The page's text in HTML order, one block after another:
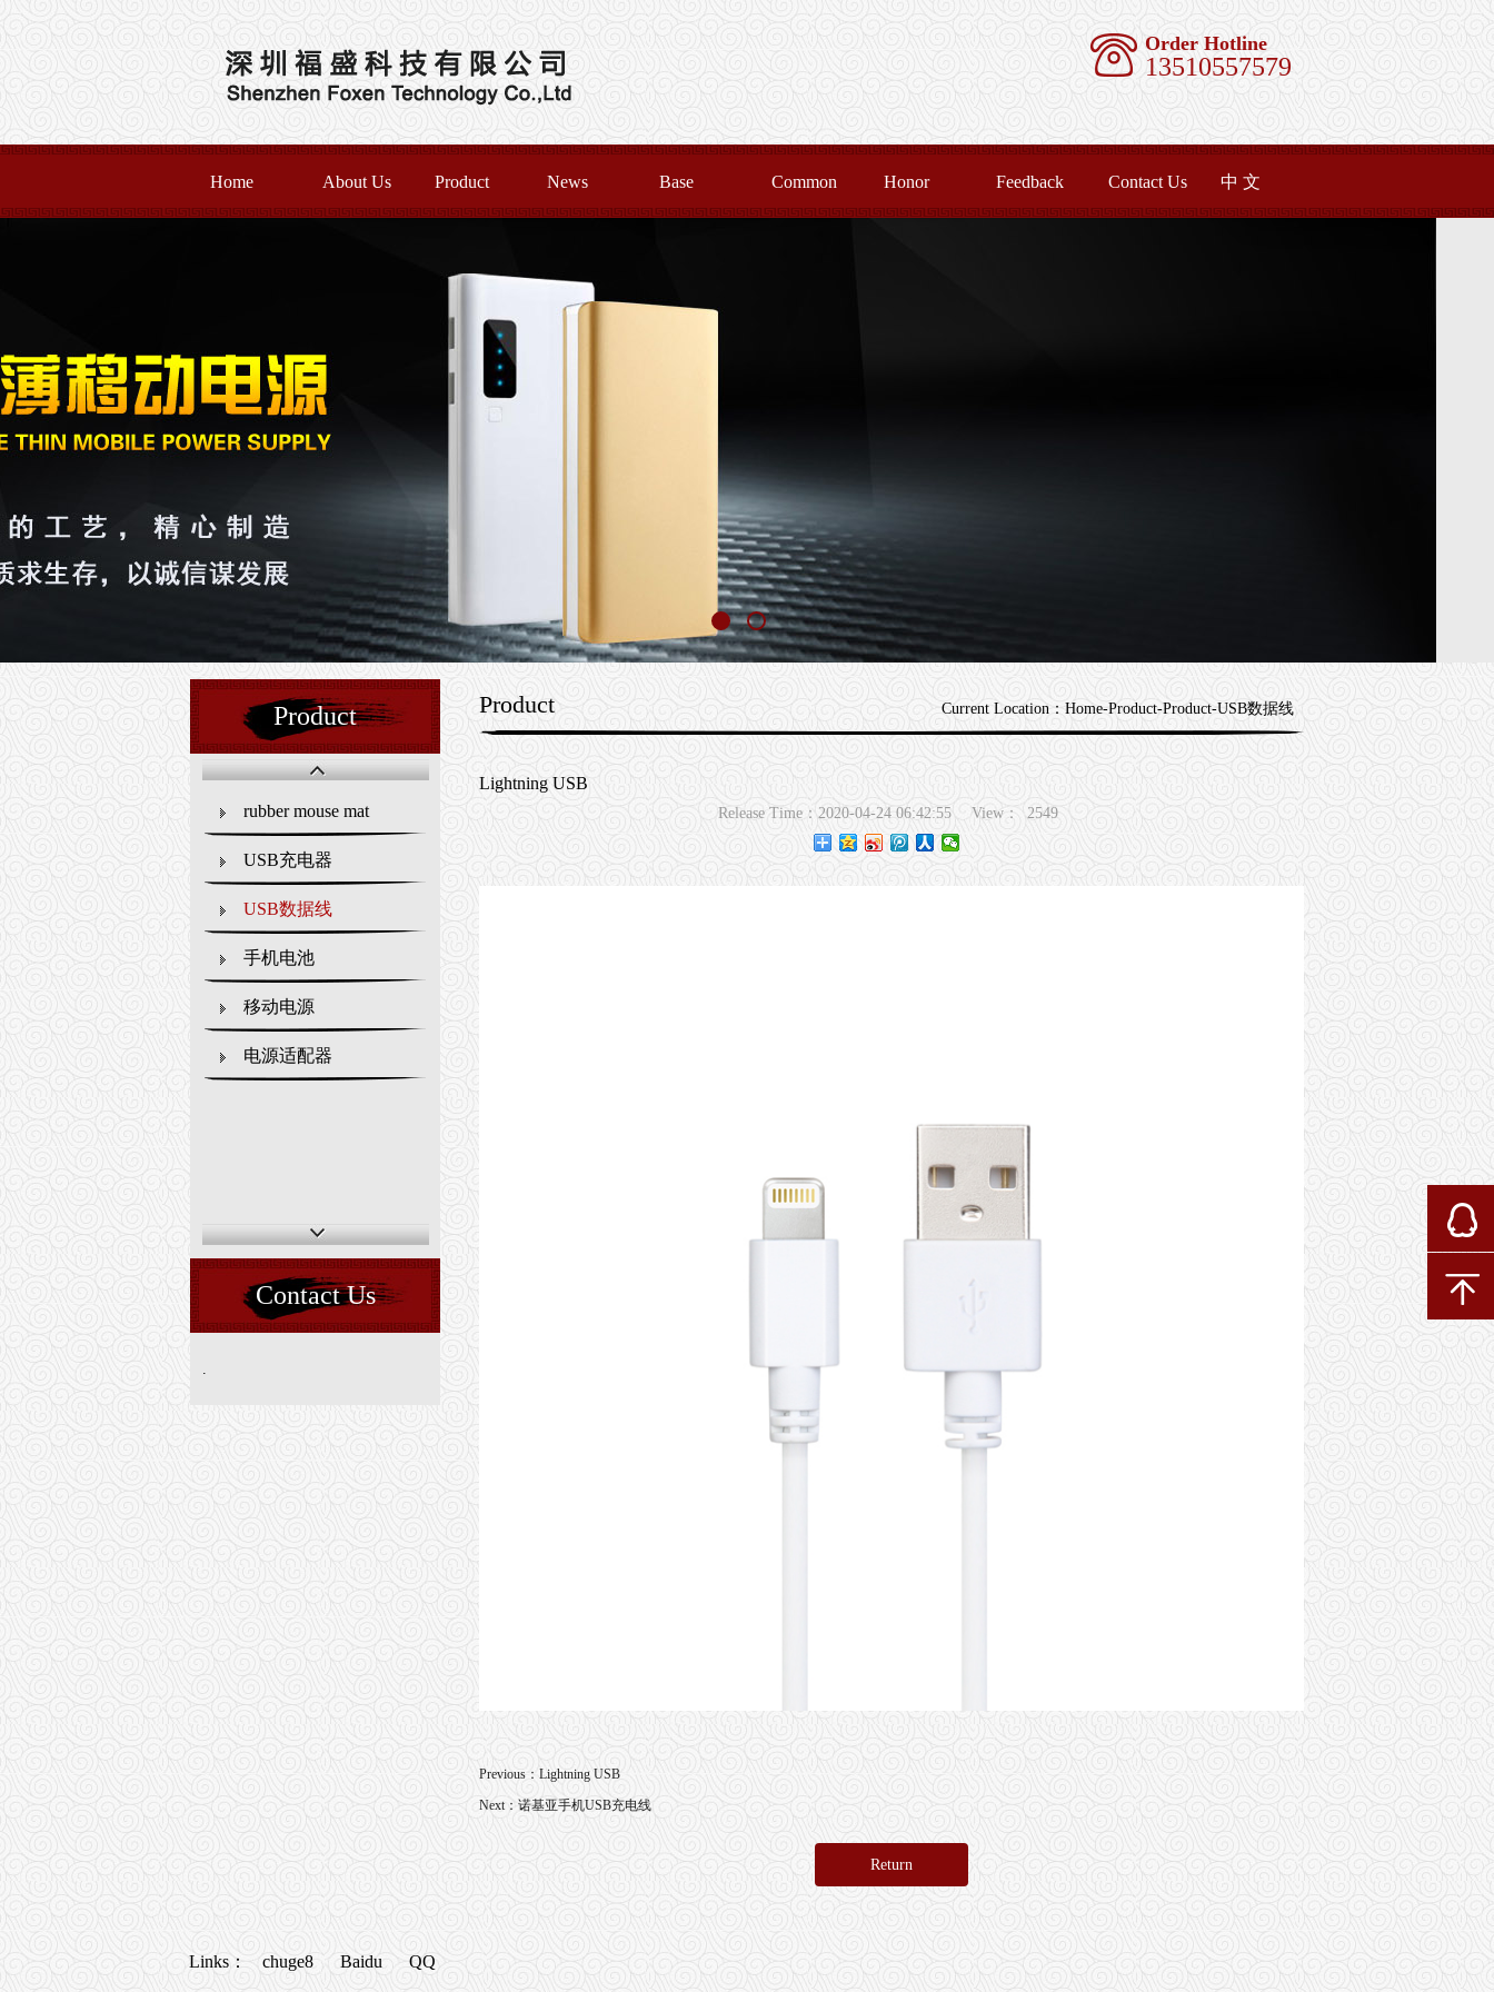
Order Hotline
13510557579
Home About Us Product News Base Common Honor Feedback Contact Us 中 文
Product
rubber mouse mat
USB充电器
USB数据线
手机电池
移动电源
电源适配器
Contact Us
.
Product Current Location：Home-Product-Product-USB数据线
Lightning USB
Release Time：2020-04-24 06:42:55 View： 2549
Previous： Lightning USB
Next： 诺基亚手机USB充电线
Return
Links： chuge8 Baidu QQ